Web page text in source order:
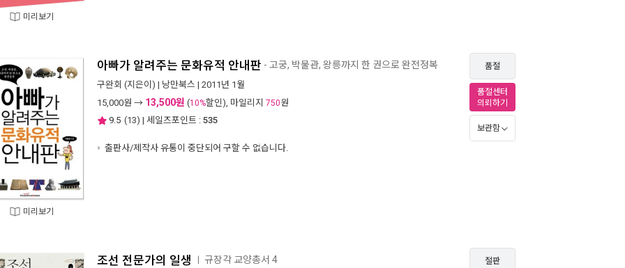
미리보기
미리보기
아빠가 알려주는 문화유적 안내판 - 고궁, 박물관, 왕릉까지 한 권으로 완전정복
구완회 (지은이) | 낭만북스 | 2011년 1월
15,000원 → 13,500원 (10%할인), 마일리지 750원
9.5 (13) | 세일즈포인트 : 535
출판사/제작사 유통이 중단되어 구할 수 없습니다.
품절
품절센터
의뢰하기
보관함
조선 전문가의 일생 규장각 교양총서 4 절판